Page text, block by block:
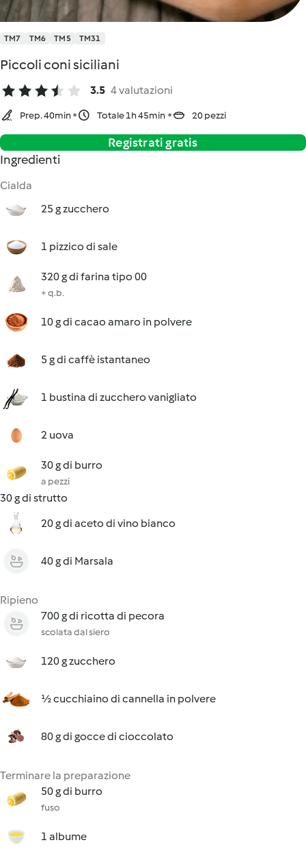
TM7 TM6 TM5 TM31
Piccoli coni siciliani
3.5 4 valutazioni
Prep. 40min Totale 1h 45min 20 pezzi
Registrati gratis
Ingredienti
Cialda
25 g zucchero
1 pizzico di sale
320 g di farina tipo 00
+ q.b.
10 g di cacao amaro in polvere
5 g di caffè istantaneo
1 bustina di zucchero vanigliato
2 uova
30 g di burro
a pezzi
30 g di strutto
20 g di aceto di vino bianco
40 g di Marsala
Ripieno
700 g di ricotta di pecora
scolata dal siero
120 g zucchero
½ cucchiaino di cannella in polvere
80 g di gocce di cioccolato
Terminare la preparazione
50 g di burro
fuso
1 albume